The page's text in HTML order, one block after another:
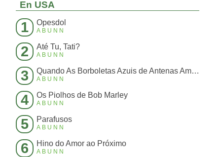
En USA
1 Opesdol
ABUNN
2 Até Tu, Tati?
ABUNN
3 Quando As Borboletas Azuis de Antenas Amarelas Batem Suas Asas Fazendo Um Barulho Ensurdecedor Que N
ABUNN
4 Os Piolhos de Bob Marley
ABUNN
5 Parafusos
ABUNN
6 Hino do Amor ao Próximo
ABUNN